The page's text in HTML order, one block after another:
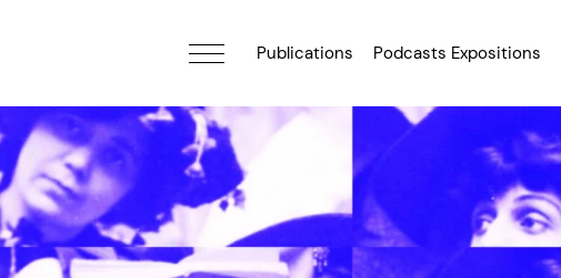
Publications Podcasts Expositions